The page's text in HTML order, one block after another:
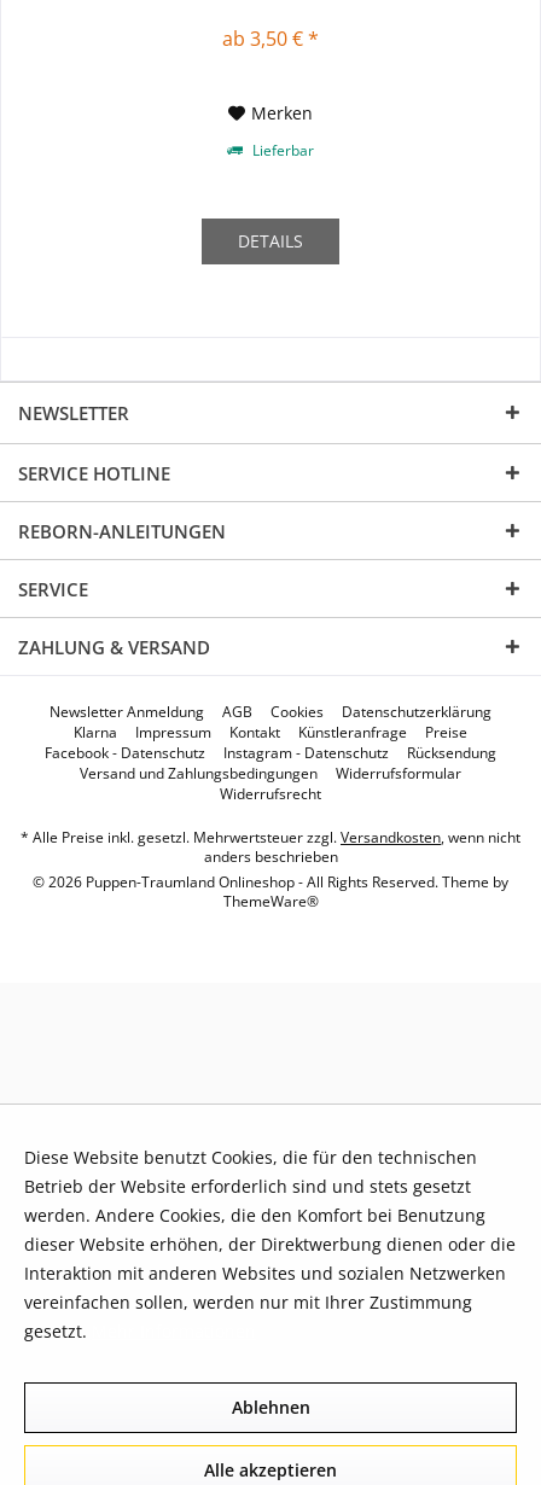
ab 3,50 € *
Merken
Lieferbar
DETAILS
NEWSLETTER
SERVICE HOTLINE
REBORN-ANLEITUNGEN
SERVICE
ZAHLUNG & VERSAND
Newsletter Anmeldung AGB Cookies
Datenschutzerklärung
Klarna
Impressum Kontakt Künstleranfrage
Preise
Facebook - Datenschutz
Instagram - Datenschutz
Rücksendung
Versand und Zahlungsbedingungen
Widerrufsformular
Widerrufsrecht
* Alle Preise inkl. gesetzl. Mehrwertsteuer zzgl.Versandkosten, wenn nicht
anders beschrieben
© 2026 Puppen-Traumland Onlineshop - All Rights Reserved. Theme by
ThemeWare®
Diese Website benutzt Cookies, die für den technischen
Betrieb der Website erforderlich sind und stets gesetzt
werden. Andere Cookies, die den Komfort bei Benutzung
dieser Website erhöhen, der Direktwerbung dienen oder die
Interaktion mit anderen Websites und sozialen Netzwerken
vereinfachen sollen, werden nur mit Ihrer Zustimmung
gesetzt.
Ablehnen
Alle akzeptieren